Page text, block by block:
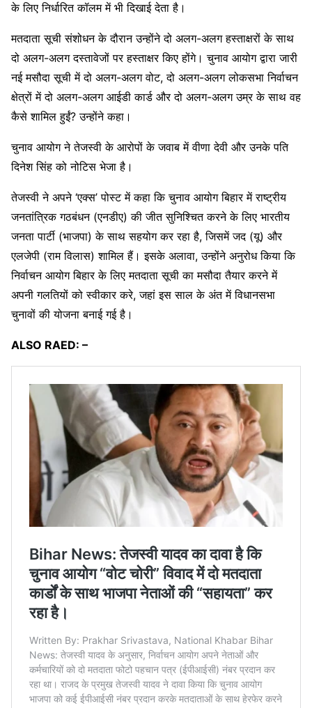
के लिए निर्धारित कॉलम में भी दिखाई देता है।
मतदाता सूची संशोधन के दौरान उन्होंने दो अलग-अलग हस्ताक्षरों के साथ
दो अलग-अलग दस्तावेजों पर हस्ताक्षर किए होंगे। चुनाव आयोग द्वारा जारी
नई मसौदा सूची में दो अलग-अलग वोट, दो अलग-अलग लोकसभा निर्वाचन
क्षेत्रों में दो अलग-अलग आईडी कार्ड और दो अलग-अलग उम्र के साथ वह
कैसे शामिल हुईं? उन्होंने कहा।
चुनाव आयोग ने तेजस्वी के आरोपों के जवाब में वीणा देवी और उनके पति
दिनेश सिंह को नोटिस भेजा है।
तेजस्वी ने अपने ‘एक्स’ पोस्ट में कहा कि चुनाव आयोग बिहार में राष्ट्रीय
जनतांत्रिक गठबंधन (एनडीए) की जीत सुनिश्चित करने के लिए भारतीय
जनता पार्टी (भाजपा) के साथ सहयोग कर रहा है, जिसमें जद (यू) और
एलजेपी (राम विलास) शामिल हैं। इसके अलावा, उन्होंने अनुरोध किया कि
निर्वाचन आयोग बिहार के लिए मतदाता सूची का मसौदा तैयार करने में
अपनी गलतियों को स्वीकार करे, जहां इस साल के अंत में विधानसभा
चुनावों की योजना बनाई गई है।
ALSO RAED: –